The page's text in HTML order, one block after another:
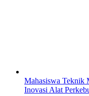
Mahasiswa Teknik
Inovasi Alat